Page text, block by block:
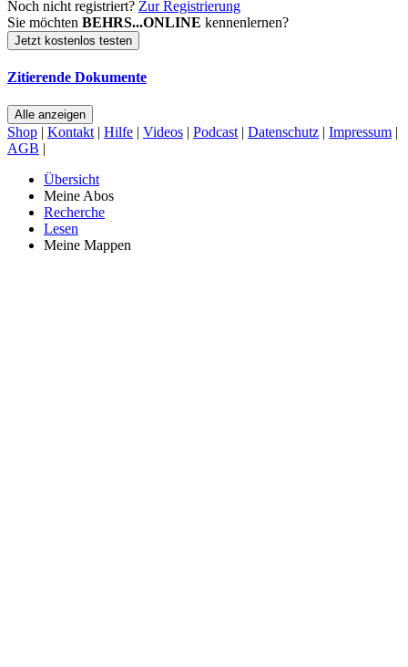
Noch nicht registriert? Zur Registrierung
Sie möchten BEHRS...ONLINE kennenlernen?
Jetzt kostenlos testen
Zitierende Dokumente
Alle anzeigen
Shop | Kontakt | Hilfe | Videos | Podcast | Datenschutz | Impressum |
AGB |
Übersicht
Meine Abos
Recherche
Lesen
Meine Mappen